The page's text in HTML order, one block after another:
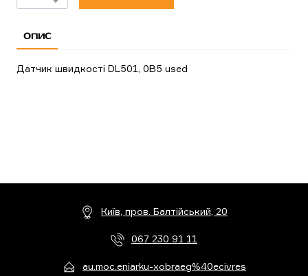
ОПИС
Датчик швидкості DL501, 0B5 used
Київ, пров. Балтійський, 20
067 230 91 11
au.moc.eniarku-xobraeg%40ecivres